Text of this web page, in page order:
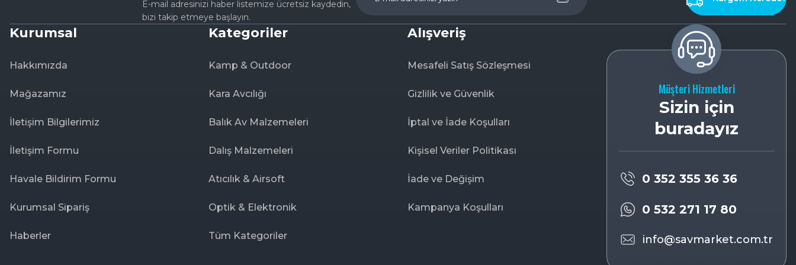
E-mail adresinizi haber listemize ücretsiz kaydedin,
bizi takip etmeye başlayın.
Kurumsal
Hakkımızda
Mağazamız
İletişim Bilgilerimiz
İletişim Formu
Havale Bildirim Formu
Kurumsal Sipariş
Haberler
Kategoriler
Kamp & Outdoor
Kara Avcılığı
Balık Av Malzemeleri
Dalış Malzemeleri
Atıcılık & Airsoft
Optik & Elektronik
Tüm Kategoriler
Alışveriş
Mesafeli Satış Sözleşmesi
Gizlilik ve Güvenlik
İptal ve İade Koşulları
Kişisel Veriler Politikası
İade ve Değişim
Kampanya Koşulları
Müşteri Hizmetleri
Sizin için
buradayız
0 352 355 36 36
0 532 271 17 80
info@savmarket.com.tr